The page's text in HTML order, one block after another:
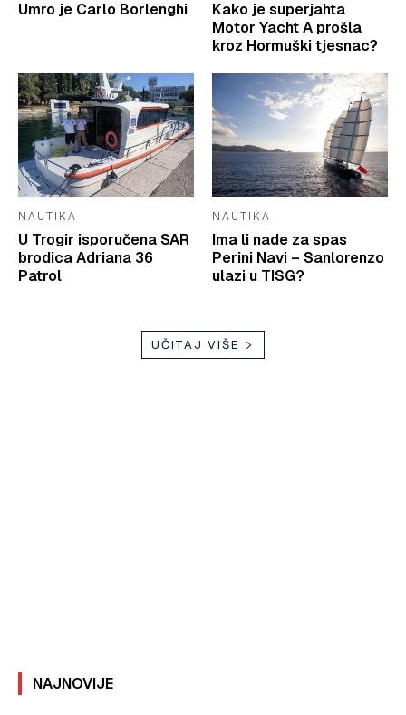
Umro je Carlo Borlenghi
Kako je superjahta
Motor Yacht A prošla
kroz Hormuški tjesnac?
NAUTIKA
U Trogir isporučena SAR
brodica Adriana 36
Patrol
NAUTIKA
Ima li nade za spas
Perini Navi – Sanlorenzo
ulazi u TISG?
UČITAJ VIŠE
NAJNOVIJE